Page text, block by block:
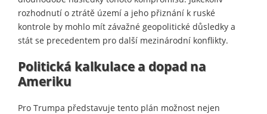
rozhodnutí o ztrátě území a jeho přiznání k ruské
kontrole by mohlo mít závažné geopolitické důsledky a
stát se precedentem pro další mezinárodní konflikty.
Politická kalkulace a dopad na
Ameriku
Pro Trumpa představuje tento plán možnost nejen